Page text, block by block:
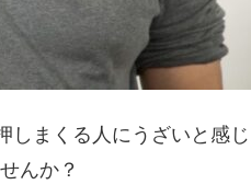
しまくる人にうざいと感じ
んか？